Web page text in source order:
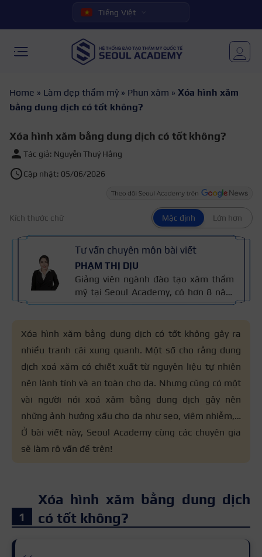
Tiếng Việt
Home » Làm đẹp thẩm mỹ » Phun xăm » Xóa hình xăm
bằng dung dịch có tốt không?
Xóa hình xăm bằng dung dịch có tốt không?
Tác giả: Nguyễn Thuý Hằng
Cập nhật: 05/06/2026
Kích thước chữ Mặc định Lớn hơn
Tư vấn chuyên môn bài viết
PHẠM THỊ DỊU
Giảng viên ngành đào tạo xăm thẩm
mỹ tại Seoul Academy, có hơn 8 năm
kinh nghiệm trong nghề, đạt nhiều
Xuất sắc Seoul Academy 2023. Nội
dung được kiểm định dựa trên kinh
nghiệm và tiêu chuẩn kỹ thuật phun
xăm của cô áp dụng trong đào tạo,
đảm bảo chính xác và an toàn cho
người học.
Xóa hình xăm bằng dung dịch có tốt không gây ra
nhiều tranh cãi xung quanh. Một số cho rằng dung
dịch xoá xăm có chiết xuất từ nguyên liệu tự nhiên
nên lành tính và an toàn cho da. Nhưng cũng có một
vài người nói xoá xăm bằng dung dịch gây nên
những ảnh hưởng xấu cho da như sẹo, viêm nhiễm,…
Ở bài viết này, Seoul Academy cùng các chuyên gia
sẽ làm rõ vấn đề trên!
Xóa hình xăm bằng dung dịch
có tốt không?